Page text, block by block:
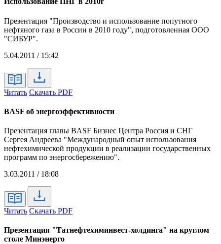
Презентация "Производство и использование попутного
нефтяного газа в России в 2010 году", подготовленная ООО
"СИБУР".
5.04.2011 / 15:42
Читать Скачать PDF
BASF об энергоэффективности
Презентация главы BASF Бизнес Центра Россия и СНГ
Сергея Андреева "Международный опыт использования
нефтехимической продукции в реализации государственных
программ по энергосбережению".
3.03.2011 / 18:08
Читать Скачать PDF
Презентация "Татнефтехиминвест-холдинга" на круглом
столе Минэнерго